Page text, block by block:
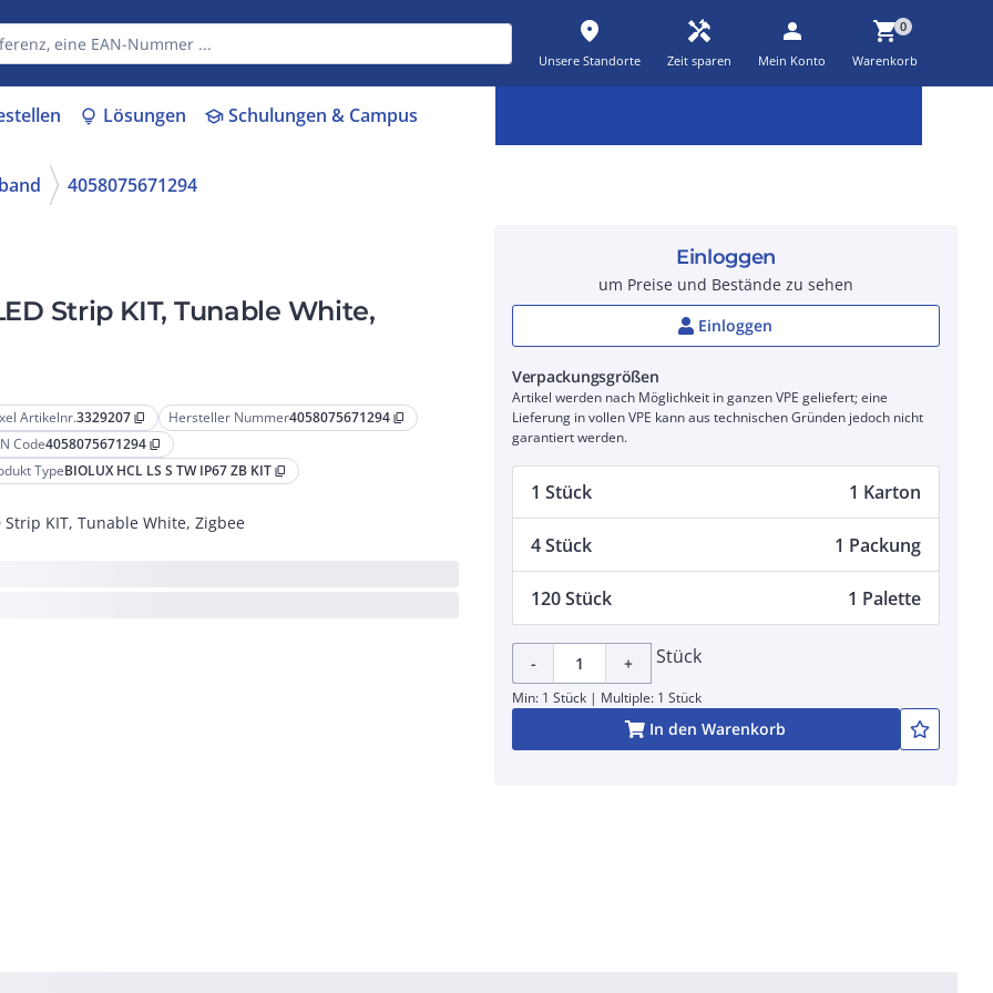
place
Unsere Standorte
handyman
Zeit sparen
person
Mein Konto
shopping_cart0
Warenkorb
lightbulb Lösungen schoolSchulungen & Campus
4058075671294
Strip KIT, Tunable White,
Artikelnr.3329207 content_copy Hersteller Nummer4058075671294 content_copy
Code4058075671294 content_copy
TypeBIOLUX HCL LS S TW IP67 ZB KIT content_copy
Strip KIT, Tunable White, Zigbee
Einloggen
um Preise und Bestände zu sehen
Einloggen
Verpackungsgrößen
Artikel werden nach Möglichkeit in ganzen VPE geliefert; eine
Lieferung in vollen VPE kann aus technischen Gründen jedoch nicht
garantiert werden.
1 Stück 1 Karton
4 Stück 1 Packung
120 Stück 1 Palette
- + Stück
Min: 1 Stück | Multiple: 1 Stück
In den Warenkorb